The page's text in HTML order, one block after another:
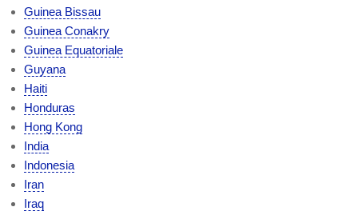
Guinea Bissau
Guinea Conakry
Guinea Equatoriale
Guyana
Haiti
Honduras
Hong Kong
India
Indonesia
Iran
Iraq